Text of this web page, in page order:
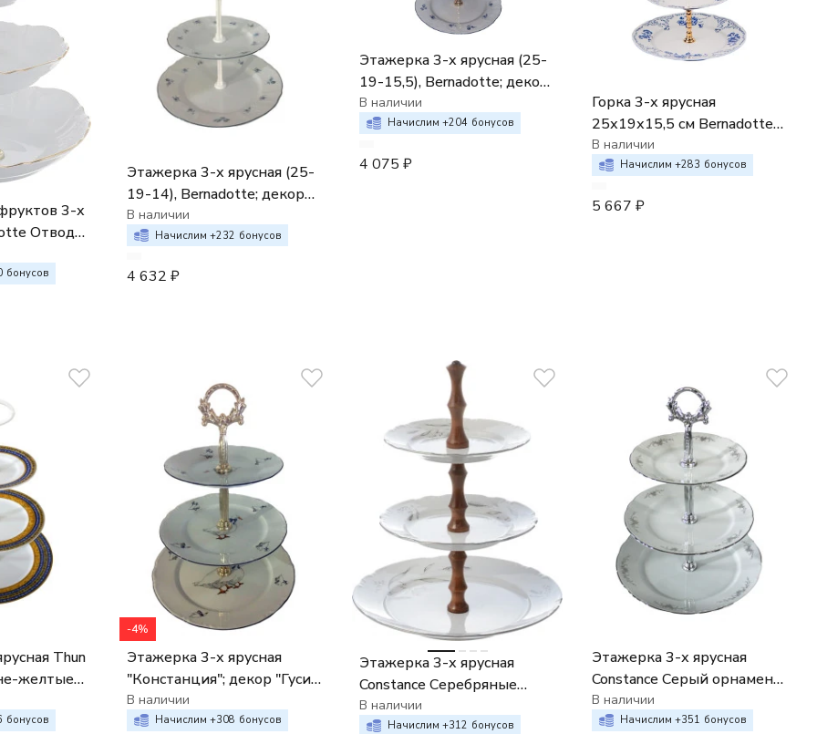
3-х
Отводка
бонусов
Этажерка 3-х ярусная (25-
19-14), Bernadotte; декор
"Синие мелкие цветы"
белая
В наличии
Начислим +232 бонусов
4 632 ₽
Этажерка 3-х ярусная (25-
19-15,5), Bernadotte; декор
"Синие мелкие цветы"
золотая/белая
В наличии
Начислим +204 бонусов
4 075 ₽
Горка 3-х ярусная
25х19х15,5 см Bernadotte
Синие розы
В наличии
Начислим +283 бонусов
5 667 ₽
Thun
желтые
бонусов
-4%
Этажерка 3-х ярусная
"Констанция"; декор "Гуси"
(25,21,17) высота 33см
В наличии
Начислим +308 бонусов
Этажерка 3-х ярусная
Constance Серебряные
колосья отводка платина
В наличии
Начислим +312 бонусов
Этажерка 3-х ярусная
Constance Серый орнамент
отводка платина
В наличии
Начислим +351 бонусов